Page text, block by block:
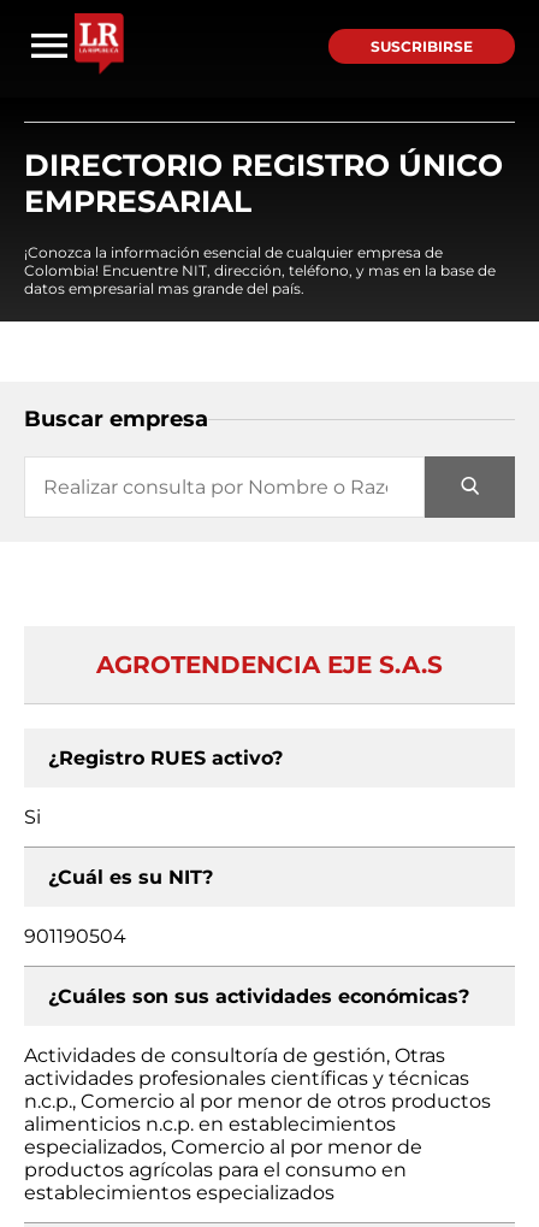
SUSCRIBIRSE
DIRECTORIO REGISTRO ÚNICO
EMPRESARIAL
¡Conozca la información esencial de cualquier empresa de
Colombia! Encuentre NIT, dirección, teléfono, y mas en la base de
datos empresarial mas grande del país.
Buscar empresa
AGROTENDENCIA EJE S.A.S
¿Registro RUES activo?
Si
¿Cuál es su NIT?
901190504
¿Cuáles son sus actividades económicas?
Actividades de consultoría de gestión, Otras
actividades profesionales científicas y técnicas
n.c.p., Comercio al por menor de otros productos
alimenticios n.c.p. en establecimientos
especializados, Comercio al por menor de
productos agrícolas para el consumo en
establecimientos especializados